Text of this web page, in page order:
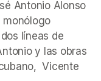
Antonio Alonso
monólogo
líneas de
y las obras
Vicente